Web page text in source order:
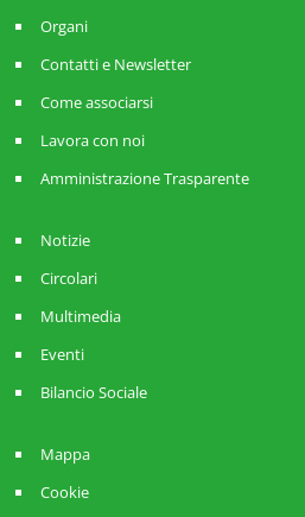
Organi
Contatti e Newsletter
Come associarsi
Lavora con noi
Amministrazione Trasparente
Notizie
Circolari
Multimedia
Eventi
Bilancio Sociale
Mappa
Cookie